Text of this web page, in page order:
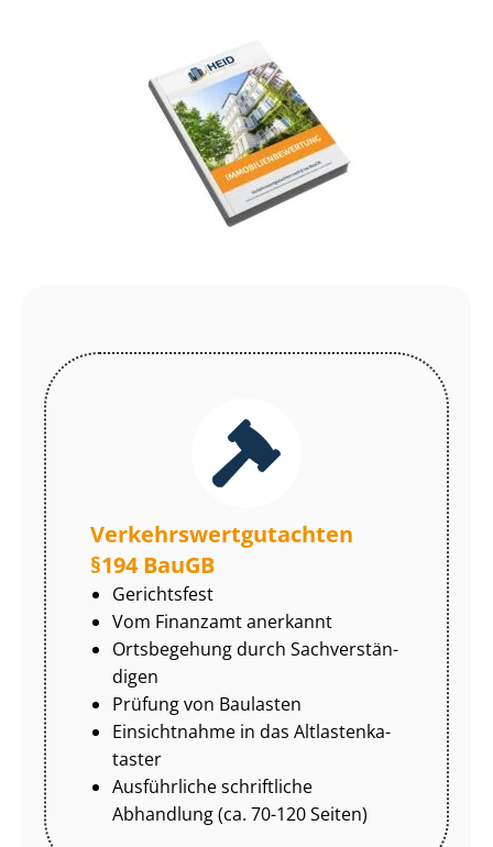
Ver­kehrs­wert­gut­ach­ten
§194 BauGB
Gerichtsfest
Vom Finanzamt anerkannt
Ortsbegehung durch Sach­ver­stän­
di­gen
Prüfung von Baulasten
Einsichtnahme in das Alt­las­ten­ka­
tas­ter
Ausführliche schriftliche
Abhandlung (ca. 70-120 Seiten)